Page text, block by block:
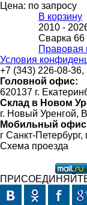
Цена: по запросу
В корзину
2010 -
Сварка
Правовая
Условия
+7 (343) 226-08-36,
Головной офис:
620137 г.
Склад в Новом
г. Новый Уренгой,
Мобильный офис
г Санкт-
Схема проезда